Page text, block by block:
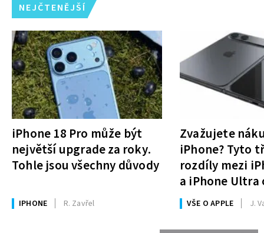
NEJČTENĚJŠÍ
iPhone 18 Pro může být
největší upgrade za roky.
Tohle jsou všechny důvody
IPHONE R. Zavřel
Zvažujete
iPhone? Tyto
rozdíly mezi
a iPhone Ultra
rozhodnutí
VŠE O APPLE J.